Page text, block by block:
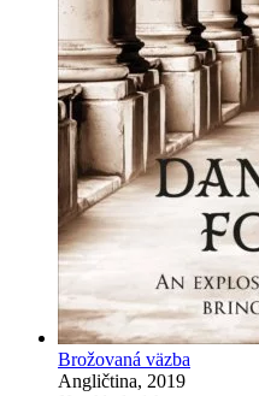
Brožovaná väzba
Angličtina, 2019